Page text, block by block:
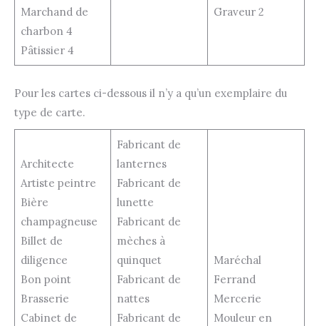
Marchand de
charbon 4
Pâtissier 4
Graveur 2
Pour les cartes ci-dessous il n’y a qu’un exemplaire du
type de carte.
Architecte
Artiste peintre
Bière
champagneuse
Billet de
diligence
Bon point
Brasserie
Cabinet de
Fabricant de
lanternes
Fabricant de
lunette
Fabricant de
mèches à
quinquet
Fabricant de
nattes
Fabricant de
Maréchal
Ferrand
Mercerie
Mouleur en